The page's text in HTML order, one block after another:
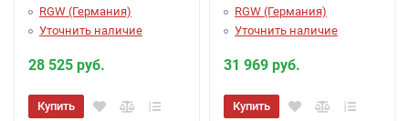
RGW (Германия)
Уточнить наличие
28 525 руб.
Купить
RGW (Германия)
Уточнить наличие
31 969 руб.
Купить